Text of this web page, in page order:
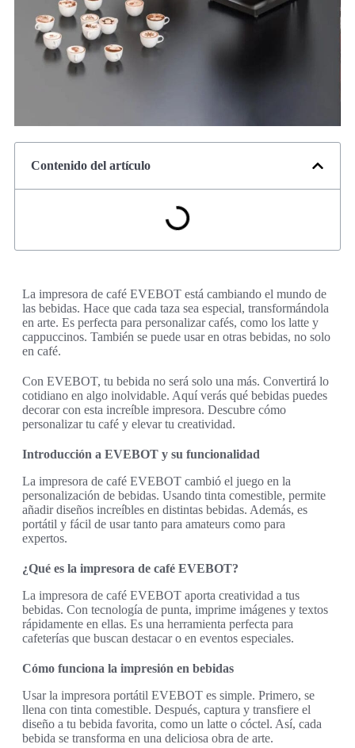
Contenido del artículo
La impresora de café EVEBOT está cambiando el mundo de
las bebidas. Hace que cada taza sea especial, transformándola
en arte. Es perfecta para personalizar cafés, como los latte y
cappuccinos. También se puede usar en otras bebidas, no solo
en café.
Con EVEBOT, tu bebida no será solo una más. Convertirá lo
cotidiano en algo inolvidable. Aquí verás qué bebidas puedes
decorar con esta increíble impresora. Descubre cómo
personalizar tu café y elevar tu creatividad.
Introducción a EVEBOT y su funcionalidad
La impresora de café EVEBOT cambió el juego en la
personalización de bebidas. Usando tinta comestible, permite
añadir diseños increíbles en distintas bebidas. Además, es
portátil y fácil de usar tanto para amateurs como para
expertos.
¿Qué es la impresora de café EVEBOT?
La impresora de café EVEBOT aporta creatividad a tus
bebidas. Con tecnología de punta, imprime imágenes y textos
rápidamente en ellas. Es una herramienta perfecta para
cafeterías que buscan destacar o en eventos especiales.
Cómo funciona la impresión en bebidas
Usar la impresora portátil EVEBOT es simple. Primero, se
llena con tinta comestible. Después, captura y transfiere el
diseño a tu bebida favorita, como un latte o cóctel. Así, cada
bebida se transforma en una deliciosa obra de arte.